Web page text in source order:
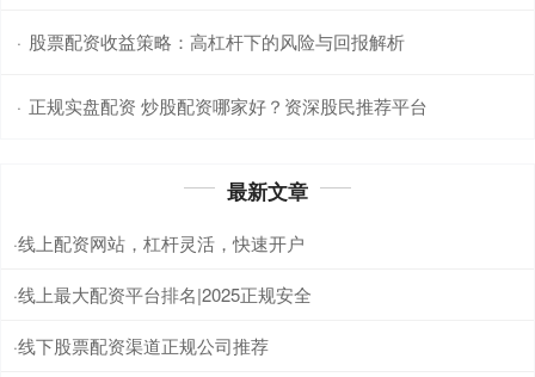
· 股票配资收益策略：高杠杆下的风险与回报解析
· 正规实盘配资 炒股配资哪家好？资深股民推荐平台
最新文章
·线上配资网站，杠杆灵活，快速开户
·线上最大配资平台排名|2025正规安全
·线下股票配资渠道正规公司推荐